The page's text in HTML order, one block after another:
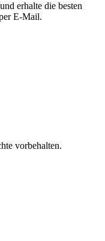
erhalte die besten
E-Mail.
vorbehalten.